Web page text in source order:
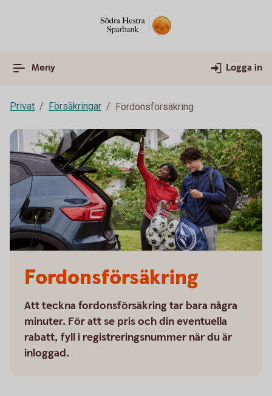
Meny Logga in
Privat Försäkringar Fordonsförsäkring
Fordonsförsäkring
Att teckna fordonsförsäkring tar bara några
minuter. För att se pris och din eventuella
rabatt, fyll i registreringsnummer när du är
inloggad.